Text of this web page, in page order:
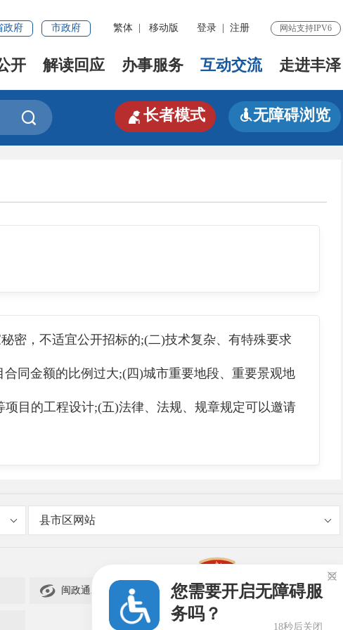
政府 市政府 繁体 移动版 登录 注册 网站支持IPV6
开 解读回应 办事服务 互动交流 走进丰泽
 长者模式 无障碍浏览
密，不适宜公开招标的;(二)技术复杂、有特殊要求
同金额的比例过大;(四)城市重要地段、重要景观地
目的工程设计;(五)法律、法规、规章规定可以邀请
县市区网站
 闽政通APP
您需要开启无障碍服
务吗？
18秒后关闭
